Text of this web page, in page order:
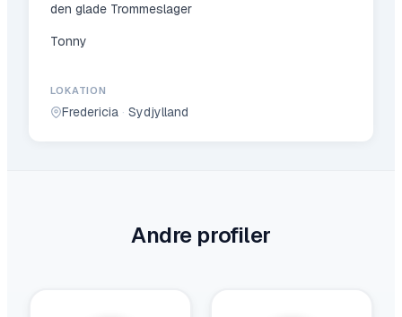
den glade Trommeslager
Tonny
LOKATION
Fredericia · Sydjylland
Andre profiler